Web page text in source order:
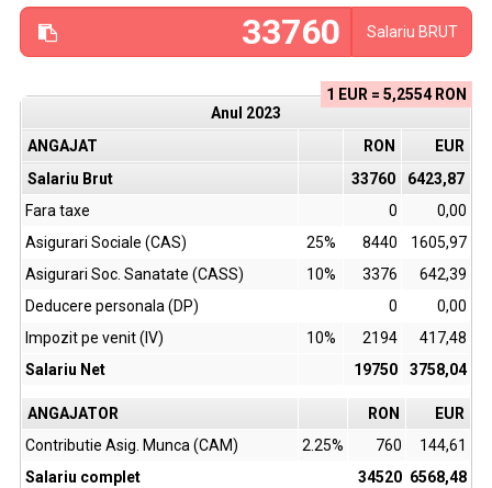
Salariu BRUT
1 EUR = 5,2554 RON
Anul 2023
ANGAJAT
RON
EUR
Salariu Brut
33760
6423,87
Fara taxe
0
0,00
Asigurari Sociale (CAS)
25% 8440
1605,97
Asigurari Soc. Sanatate (CASS)
10% 3376
642,39
Deducere personala (DP)
0
0,00
Impozit pe venit (IV)
10% 2194
417,48
Salariu Net
19750 3758,04
ANGAJATOR RON
EUR
Contributie Asig. Munca (CAM)
2.25% 760
144,61
Salariu complet
34520 6568,48